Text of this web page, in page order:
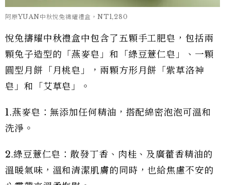
阿原YUAN中秋悅兔禱耀禮盒，NT1,280
悅兔擣耀中秋禮盒中包含了五顆手工肥皂，包括兩
顆兔子造型的「燕麥皂」和「綠豆薏仁皂」、一顆
圓型月餅「月桃皂」，兩顆方形月餅「紫草洛神
皂」和「艾草皂」。
1.燕麥皂：無添加任何精油，搭配綿密泡泡可溫和
洗淨。
2.綠豆薏仁皂：散發丁香、肉桂、及廣藿香精油的
溫暖氣味，溫和清潔肌膚的同時，也給焦慮不安的